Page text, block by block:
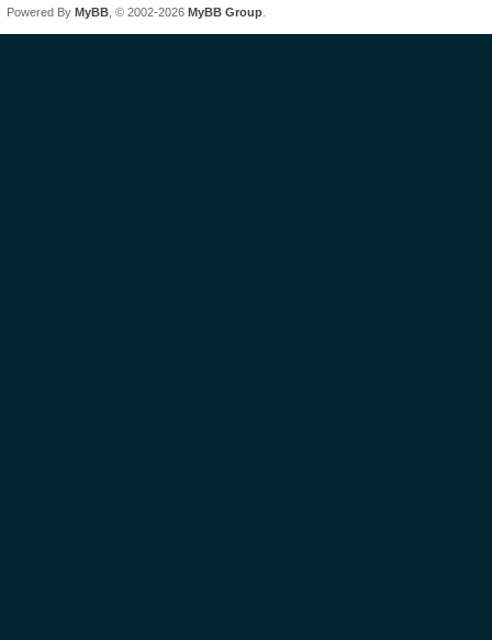
Powered By MyBB , © 2002-2026 MyBB Group